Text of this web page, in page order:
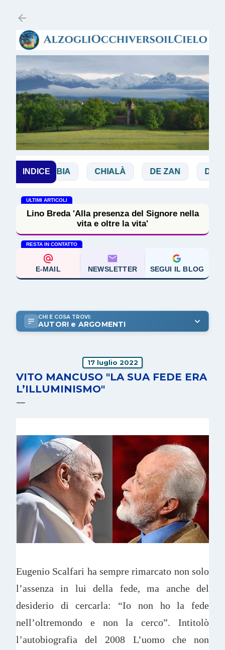
INDICE
BIBBIA CHIALÀ DE ZAN DOGLIO
ULTIMI ARTICOLI
Lino Breda 'Alla presenza del Signore nella
vita e oltre la vita'
RESTA IN CONTATTO
E-MAIL NEWSLETTER SEGUI IL BLOG
CHI E COSA TROVI:
AUTORI e ARGOMENTI
17 luglio 2022
VITO MANCUSO "LA SUA FEDE ERA
L’ILLUMINISMO"
Eugenio Scalfari ha sempre rimarcato non solo
l’assenza in lui della fede, ma anche del
desiderio di cercarla: “Io non ho la fede
nell’oltremondo e non la cerco”. Intitolò
l’autobiografia del 2008 L’uomo che non